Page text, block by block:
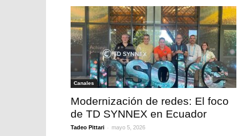
Canales
Modernización de redes: El foco
de TD SYNNEX en Ecuador
Tadeo Pittari - mayo 5, 2026